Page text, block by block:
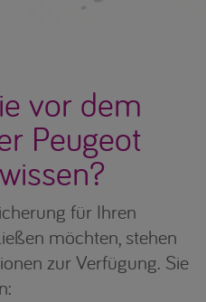
vor dem
Peugeot
für Ihren
möchten, stehen
zur Verfügung. Sie